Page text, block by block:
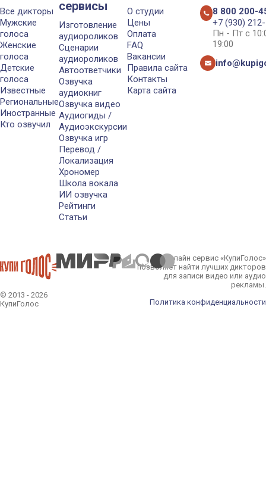
Все дикторы
Мужские
голоса
Женские
голоса
Детские
голоса
Известные
Региональные
Иностранные
Кто озвучил
сервисы
Изготовление
аудиороликов
Сценарии
аудиороликов
Автоответчики
Озвучка
аудиокниг
Озвучка видео
Аудиогиды /
Аудиоэкскурсии
Озвучка игр
Перевод /
Локализация
Хрономер
Школа вокала
ИИ озвучка
Рейтинги
Статьи
О студии
Цены
Оплата
FAQ
Вакансии
Правила сайта
Контакты
Карта сайта
8 800 200-
+7 (930)
Пн - Пт с
19:00
© 2013 - 2026
КупиГолос
Онлайн сервис «КупиГолос»
позволяет найти лучших дикторов
для записи видео или аудио
рекламы.
Политика конфиденциальности